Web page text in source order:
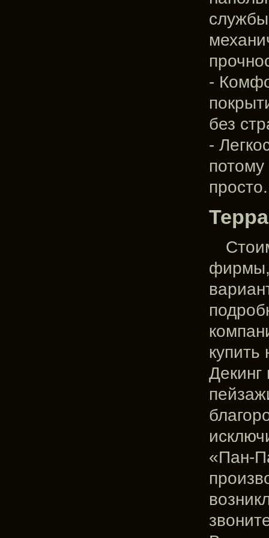
службы
-
без
-
просто.
фирмы,
купить
«Пан-